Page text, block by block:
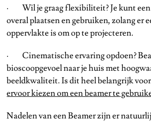
· Wil je graag flexibiliteit? Je kunt een
overal plaatsen en gebruiken, zolang er
oppervlakte is om op te projecteren.
· Cinematische ervaring opdoen?
bioscoopgevoel naar je huis met
beeldkwaliteit. Is dit heel belangrijk
ervoor kiezen om een beamer te
Nadelen van een Beamer zijn er